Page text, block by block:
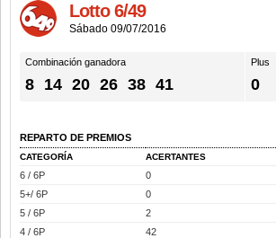
Lotto 6/49
Sábado 09/07/2016
Combinación ganadora
8 14 20 26 38 41
Plus
0
REPARTO DE PREMIOS
CATEGORÍA ACERTANTES
6 / 6P 0
5+/ 6P
0
5 / 6P
2
4 / 6P
42